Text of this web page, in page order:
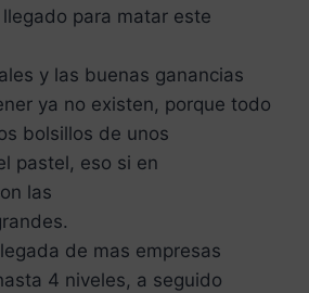
para matar este
y las buenas ganancias
ya no existen, porque todo
bolsillos de unos
pastel, eso si en
las
de mas empresas
4 niveles, a seguido